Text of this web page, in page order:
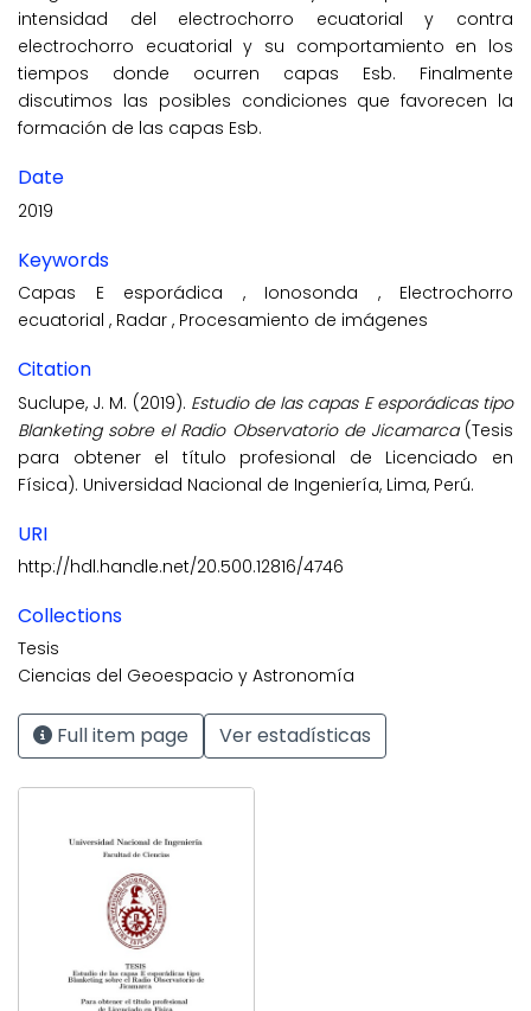
intensidad del electrochorro ecuatorial y contra
electrochorro ecuatorial y su comportamiento en los
tiempos donde ocurren capas Esb. Finalmente
discutimos las posibles condiciones que favorecen la
formación de las capas Esb.
Date
2019
Keywords
Capas E esporádica , Ionosonda , Electrochorro
ecuatorial , Radar , Procesamiento de imágenes
Citation
Suclupe, J. M. (2019). Estudio de las capas E esporádicas tipo
Blanketing sobre el Radio Observatorio de Jicamarca(Tesis
para obtener el título profesional de Licenciado en
Física). Universidad Nacional de Ingeniería, Lima, Perú.
URI
http://hdl.handle.net/20.500.12816/4746
Collections
Tesis
Ciencias del Geoespacio y Astronomía
Full item page Ver estadísticas